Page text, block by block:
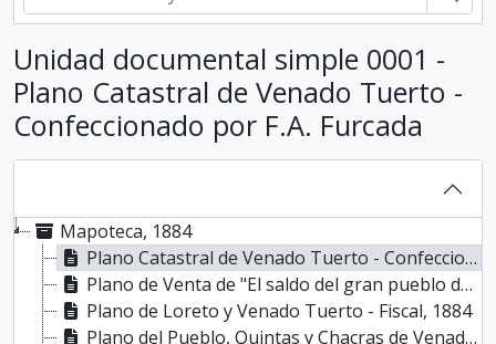
Unidad documental simple 0001 -
Plano Catastral de Venado Tuerto -
Confeccionado por F.A. Furcada
Mapoteca, 1884
Plano Catastral de Venado Tuerto - Confeccionado por F.A. Furcada, Circa 1930
Plano de Venta de "El saldo del gran pueblo de Venado Tuerto", Circa 1900
Plano de Loreto y Venado Tuerto - Fiscal, 1884
Plano del Pueblo, Quintas y Chacras de Venado Tuerto, Circa 1890